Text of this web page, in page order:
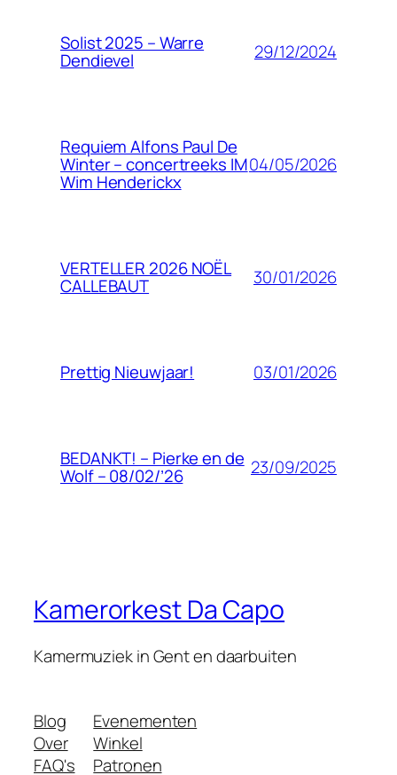
Solist 2025 – Warre
Dendievel 29/12/2024
Requiem Alfons Paul De
Winter – concertreeks IM
Wim Henderickx
04/05/2026
VERTELLER 2026 NOËL
CALLEBAUT 30/01/2026
Prettig Nieuwjaar! 03/01/2026
BEDANKT! – Pierke en de
Wolf – 08/02/’26 23/09/2025
Kamerorkest Da Capo
Kamermuziek in Gent en daarbuiten
Blog
Over
FAQ's
Evenementen
Winkel
Patronen